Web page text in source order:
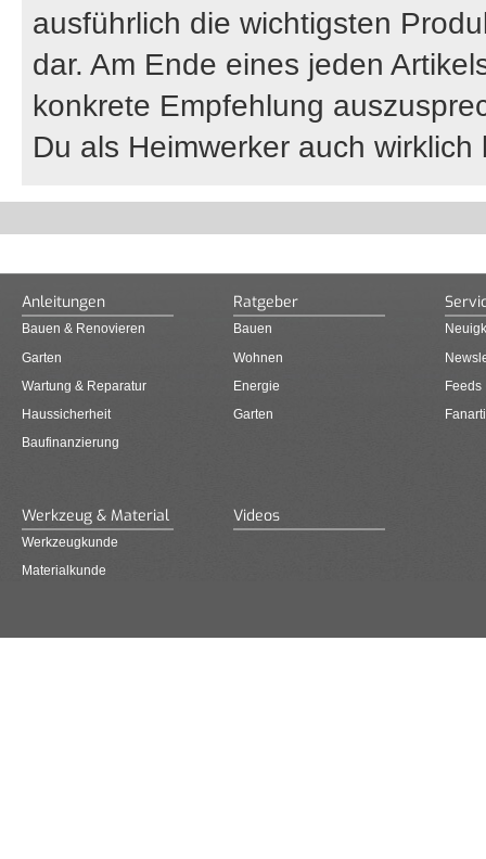
ausführlich die wichtigsten
dar. Am Ende eines jeden
konkrete Empfehlung
Du als Heimwerker auch
Anleitungen
Bauen & Renovieren
Garten
Wartung & Reparatur
Haussicherheit
Baufinanzierung
Ratgeber
Bauen
Wohnen
Energie
Garten
Feeds
Werkzeug & Material
Werkzeugkunde
Materialkunde
Videos